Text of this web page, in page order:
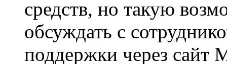
средств, но такую
обсуждать с
поддержки через сайт